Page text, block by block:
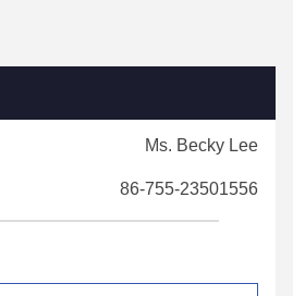
Ms. Becky Lee
86-755-23501556